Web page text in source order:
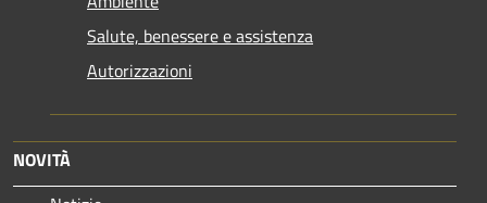
Salute, benessere e assistenza
Autorizzazioni
NOVITÀ